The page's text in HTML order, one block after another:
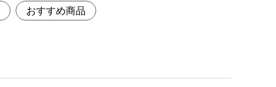
おすすめ商品